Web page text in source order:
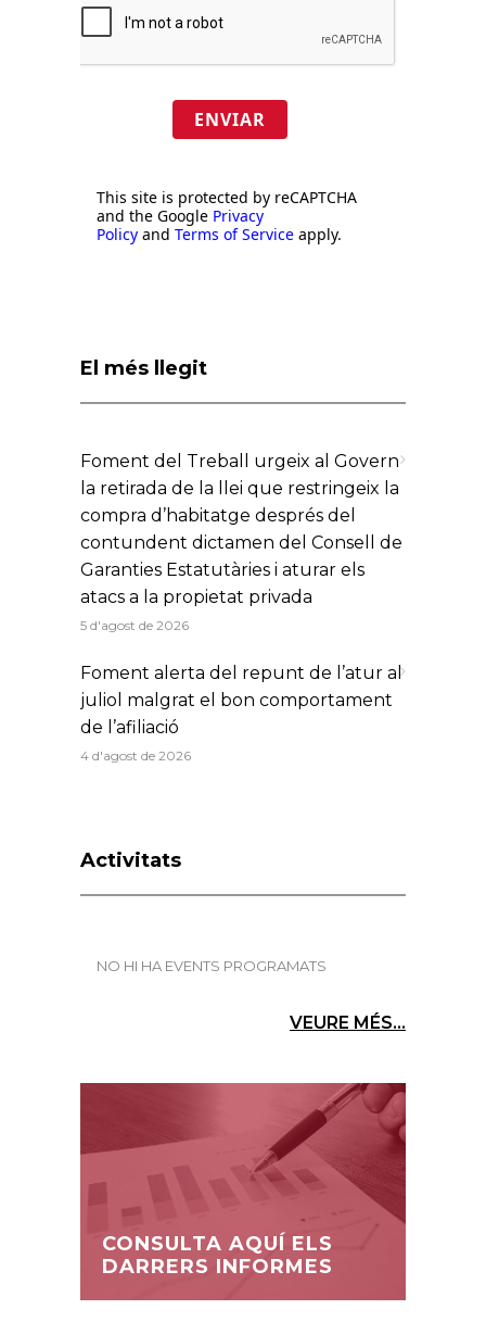
ENVIAR
This site is protected by reCAPTCHA
and the Google Privacy
Policy and Terms of Service apply.
El més llegit
Foment del Treball urgeix al Govern
la retirada de la llei que restringeix la
compra d’habitatge després del
contundent dictamen del Consell de
Garanties Estatutàries i aturar els
atacs a la propietat privada
5 d'agost de 2026
Foment alerta del repunt de l’atur al
juliol malgrat el bon comportament
de l’afiliació
4 d'agost de 2026
Activitats
NO HI HA EVENTS PROGRAMATS
VEURE MÉS...
CONSULTA AQUÍ ELS
DARRERS INFORMES